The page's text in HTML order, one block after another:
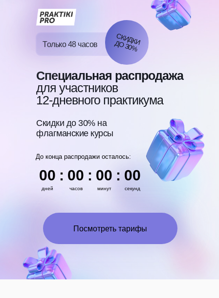
Специальная распродажа
для участников
12-дневного практикума
Только48 часов С
К
И
Д
К
И
Д
О
3
0
%
До конца распродажи осталось:
00
дней
: 00
часов
: 00
минут
: 00
секунд
Скидки до 30% на
флагманские курсы
Посмотреть тарифы